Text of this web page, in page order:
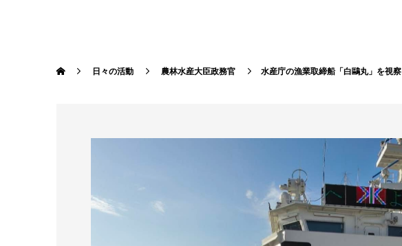
日々の活動 農林水産大臣政務官 水産庁の漁業取締船「白鷗丸」を視察